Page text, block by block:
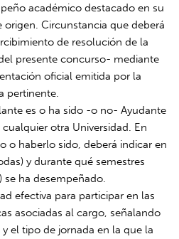
académico destacado en su
origen. Circunstancia que deberá
de resolución de la
presente concurso- mediante
oficial emitida por la
pertinente.
es o ha sido -o no- Ayudante
otra Universidad. En
o haberlo sido, deberá indicar en
y durante qué semestres
se ha desempeñado.
efectiva para participar en las
asociadas al cargo, señalando
el tipo de jornada en la que la